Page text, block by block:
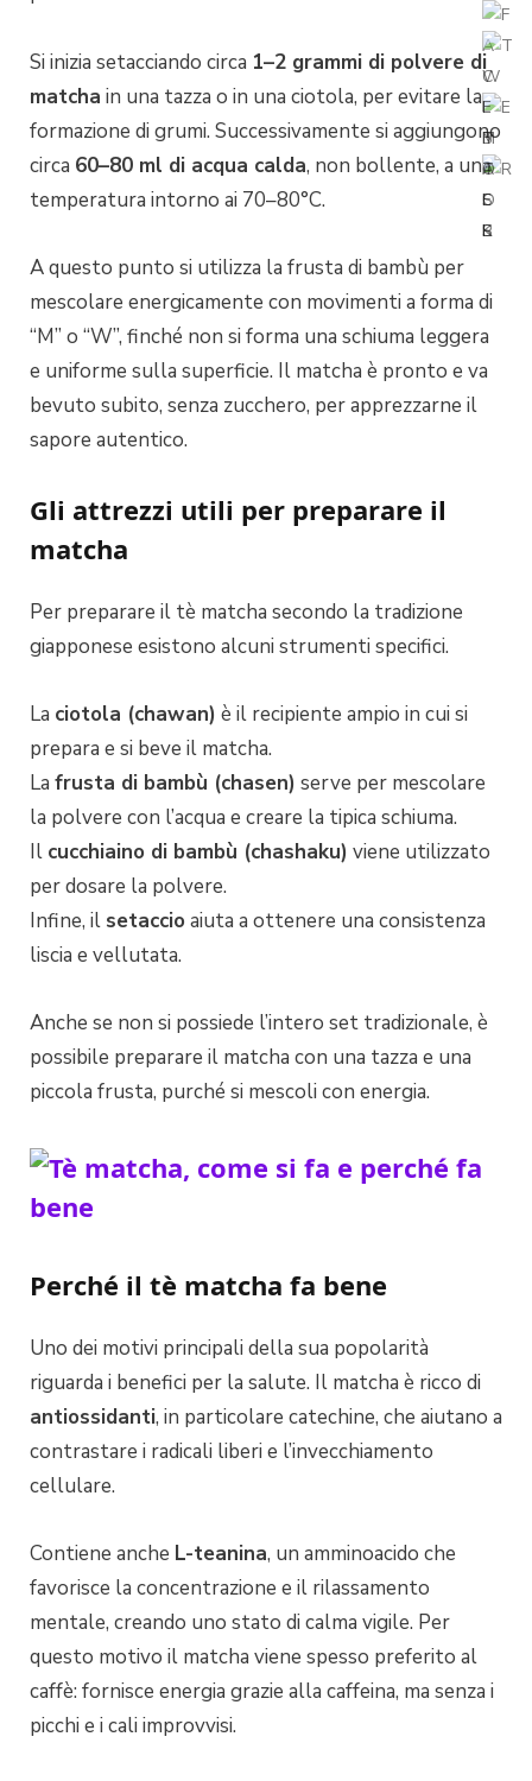
Si inizia setacciando circa 1–2 grammi di polvere di
matcha in una tazza o in una ciotola, per evitare la
formazione di grumi. Successivamente si aggiungono
circa 60–80 ml di acqua calda, non bollente, a una
temperatura intorno ai 70–80°C.
A questo punto si utilizza la frusta di bambù per
mescolare energicamente con movimenti a forma di
“M” o “W”, finché non si forma una schiuma leggera
e uniforme sulla superficie. Il matcha è pronto e va
bevuto subito, senza zucchero, per apprezzarne il
sapore autentico.
Gli attrezzi utili per preparare il
matcha
Per preparare il tè matcha secondo la tradizione
giapponese esistono alcuni strumenti specifici.
La ciotola (chawan) è il recipiente ampio in cui si
prepara e si beve il matcha.
La frusta di bambù (chasen) serve per mescolare
la polvere con l’acqua e creare la tipica schiuma.
Il cucchiaino di bambù (chashaku) viene utilizzato
per dosare la polvere.
Infine, il setaccio aiuta a ottenere una consistenza
liscia e vellutata.
Anche se non si possiede l’intero set tradizionale, è
possibile preparare il matcha con una tazza e una
piccola frusta, purché si mescoli con energia.
Perché il tè matcha fa bene
Uno dei motivi principali della sua popolarità
riguarda i benefici per la salute. Il matcha è ricco di
antiossidanti, in particolare catechine, che aiutano a
contrastare i radicali liberi e l’invecchiamento
cellulare.
Contiene anche L-teanina, un amminoacido che
favorisce la concentrazione e il rilassamento
mentale, creando uno stato di calma vigile. Per
questo motivo il matcha viene spesso preferito al
caffè: fornisce energia grazie alla caffeina, ma senza i
picchi e i cali improvvisi.